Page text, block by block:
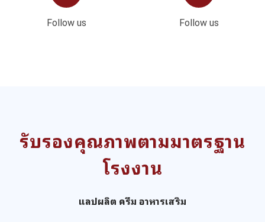
Follow us Follow us
รับรองคุณภาพตามมาตรฐาน
โรงงาน
แลปผลิต ครีม อาหารเสริม